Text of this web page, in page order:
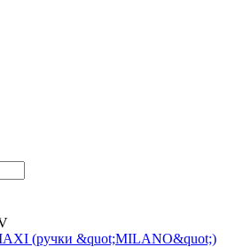
(ручки &quot;MILANO&quot;)